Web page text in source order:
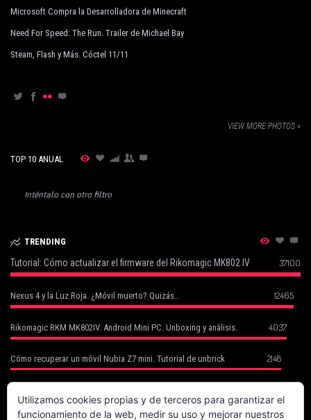
Microsoft Compra la Desarrolladora de Minecraft
Need For Speed: The Run. Trailer de Michael Bay
Steam, Flash y Más. Cóctel 11/11
VIEW MORE PHOTOS »
TOP 10 ANUAL
Inténtalo con otro filtro
TRENDING
Tutorial: Cómo actualizar el firmware del Rikomagic MK802 IV 37100
Nexus 4 y la Luz Roja. ¿Móvil muerto? Quizás… 12465
Rikomagic RKM MK802IV. Android Mini PC. Unboxing y análisis. 4037
Cómo recuperar un móvil Nubia Z7 mini. Tutorial de unbrick 2148
real)
1752
Utilizamos cookies propias y de terceros para garantizar el
funcionamiento de la web, medir su uso y mejorar nuestros